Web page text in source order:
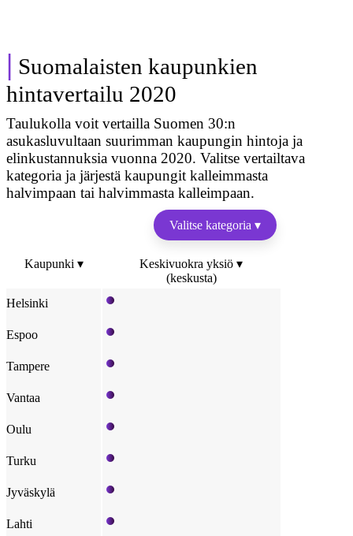
| Suomalaisten kaupunkien
hintavertailu 2020
Taulukolla voit vertailla Suomen 30:n
asukasluvultaan suurimman kaupungin hintoja ja
elinkustannuksia vuonna 2020. Valitse vertailtava
kategoria ja järjestä kaupungit kalleimmasta
halvimpaan tai halvimmasta kalleimpaan.
Valitse kategoria ▾
Kaupunki ▾
Keskivuokra yksiö ▾
(keskusta)
Helsinki
Espoo
Tampere
Vantaa
Oulu
Turku
Jyväskylä
Lahti